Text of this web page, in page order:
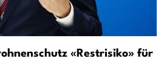
«Restrisiko» für